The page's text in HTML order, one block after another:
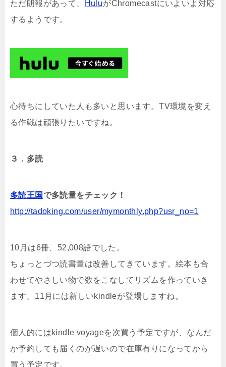
ただ朗報があって、 HuluがChromecastにいよいよ対応
するようです。
心待ちにしていた人も多いと思います。TV環境を変え
る作戦は頑張りたいですね。
３．多読
多読王国で多読量をチェック！
http://tadoking.com/user/mymonthly.php?usr_no=1
10月は6冊、52,008語でした。
ちょっとづつ読書量は改善してきています。絵本も合
わせてやさしい物で数をこなしてリズムを作っていき
ます。11月には新しいkindleが登場しますね。
個人的にはkindle voyageを次買う予定ですが、なんだ
か予約しても届くのが遅いので在庫有りになってから
買う予定です。